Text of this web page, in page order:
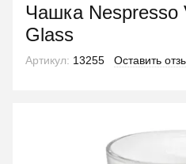
Чашка Nespresso
Glass
Артикул: 13255 Оставить